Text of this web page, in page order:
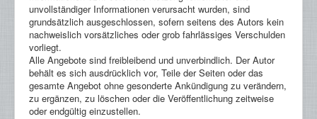
unvollständiger Informationen verursacht wurden, sind
grundsätzlich ausgeschlossen, sofern seitens des Autors kein
nachweislich vorsätzliches oder grob fahrlässiges Verschulden
vorliegt.
Alle Angebote sind freibleibend und unverbindlich. Der Autor
behält es sich ausdrücklich vor, Teile der Seiten oder das
gesamte Angebot ohne gesonderte Ankündigung zu verändern,
zu ergänzen, zu löschen oder die Veröffentlichung zeitweise
oder endgültig einzustellen.